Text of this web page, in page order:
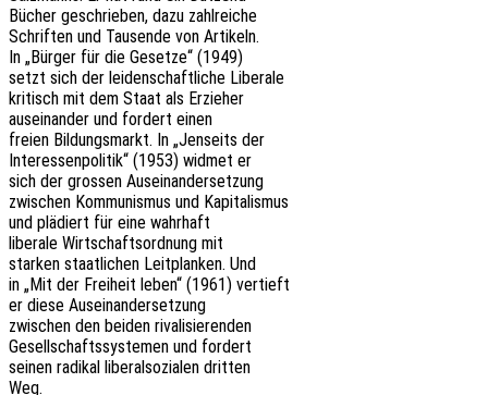
Bücher geschrie­ben, dazu zahlreiche
Schrif­ten und Tausen­de von Artikeln.
In „Bürger für die Geset­ze“ (1949)
setzt sich der leiden­schaft­li­che Liberale
kritisch mit dem Staat als Erzieher
ausein­an­der und fordert einen
freien Bildungs­markt. In „Jenseits der
Inter­es­sen­po­li­tik“ (1953) widmet er
sich der gros­sen Auseinandersetzung
zwischen Kommu­nis­mus und Kapitalismus
und plädiert für eine wahrhaft
libe­ra­le Wirt­schafts­ord­nung mit
star­ken staat­li­chen Leit­plan­ken. Und
in „Mit der Frei­heit leben“ (1961) vertieft
er diese Auseinandersetzung
zwischen den beiden rivalisierenden
Gesell­schafts­sys­te­men und fordert
seinen radi­kal libe­ral­so­zia­len dritten
Weg.